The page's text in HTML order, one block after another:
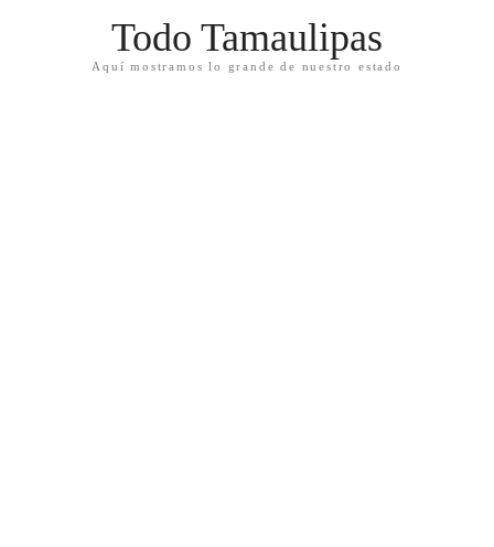
Todo Tamaulipas
Aquí mostramos lo grande de nuestro estado